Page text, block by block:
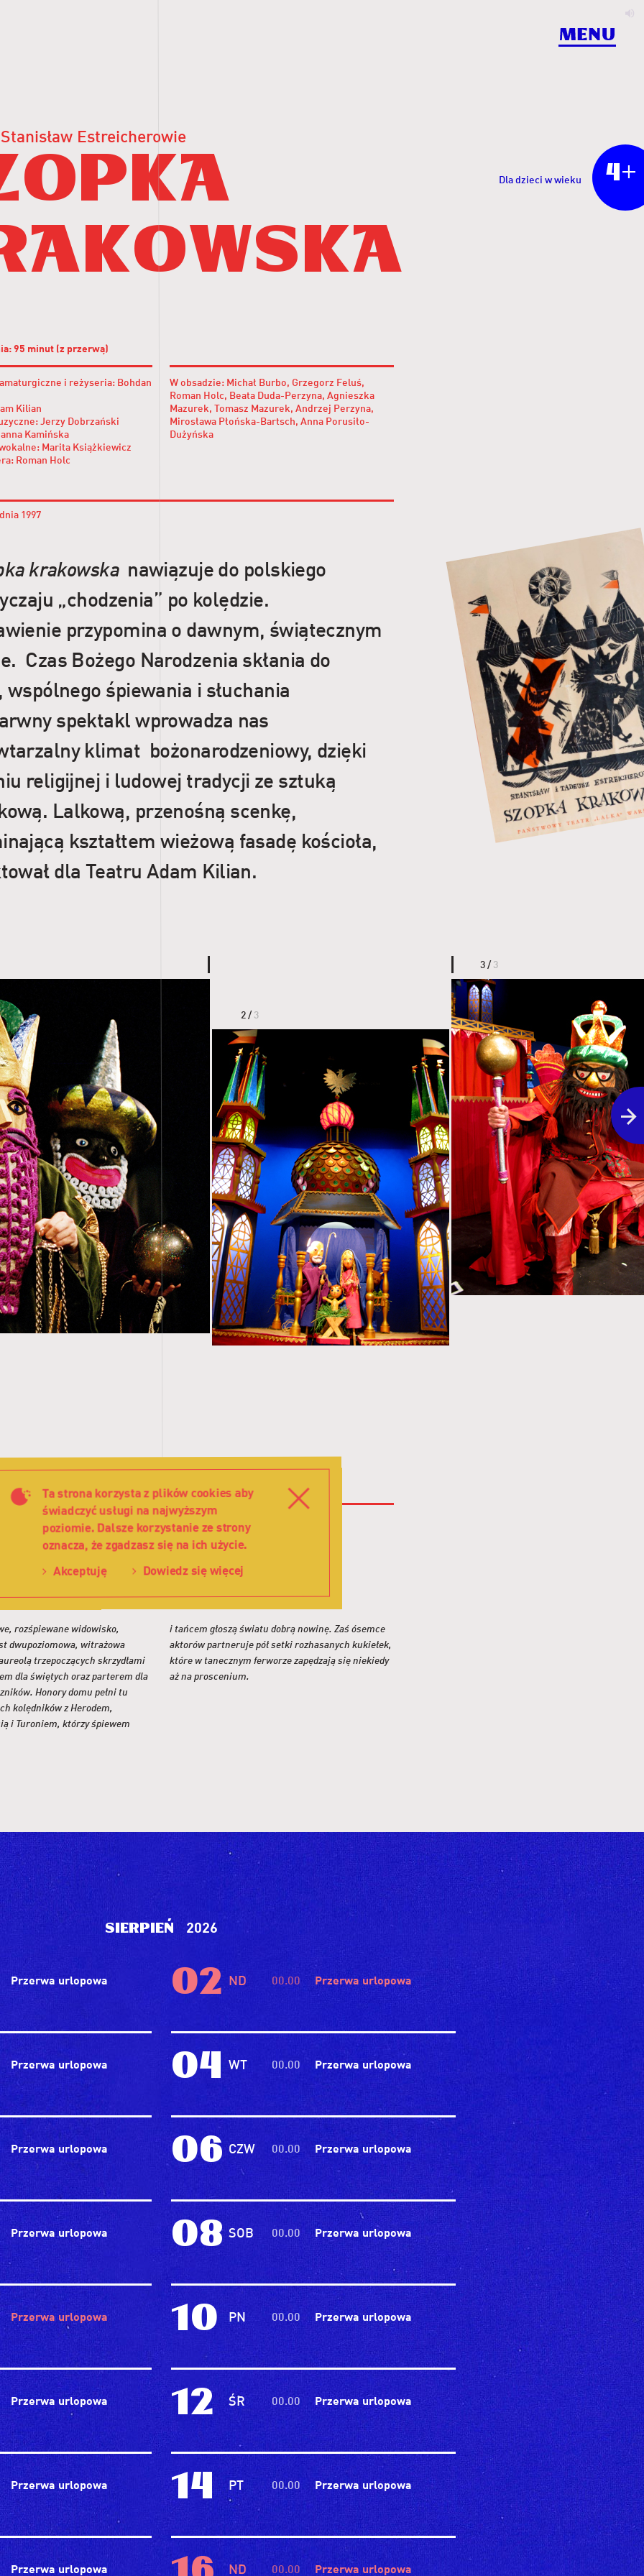
Ta strona korzysta z plików cookies aby
świadczyć usługi na najwyższym
poziomie. Dalsze korzystanie ze strony
oznacza, że zgadzasz się na ich użycie.
Akceptuję
Dowiedz się więcej
Zamknij
Dla dzieci w wieku 4+
Estreicherowie
95 minut (z przerwą)
i reżyseria: Bohdan
Kilian
Jerzy Dobrzański
Kamińska
Marita Książkiewicz
Roman Holc
W obsadzie: Michał Burbo, Grzegorz Feluś,
Roman Holc, Beata Duda-Perzyna, Agnieszka
Mazurek, Tomasz Mazurek, Andrzej Perzyna,
Mirosława Płońska-Bartsch, Anna Porusiło-
Dużyńska
1997
krakowska nawiązuje do polskiego
„chodzenia” po kolędzie.
przypomina o dawnym, świątecznym
Czas Bożego Narodzenia skłania do
śpiewania i słuchania
spektakl wprowadza nas
klimat bożonarodzeniowy, dzięki
religijnej i ludowej tradycji ze sztuką
Lalkową, przenośną scenkę,
kształtem wieżową fasadę kościoła,
dla Teatru Adam Kilian.
link prowadzi do zdjęcia w rozmiarze oryginalnym Trzy postacie, jedna za drugą, stoją ubrane
link prowadzi do zdjęcia w rozmiarze
2 /3
3 /3
po krakowsku
rozśpiewane widowisko,
dwupoziomowa, witrażowa
trzepoczących skrzydłami
dla świętych oraz parterem dla
Honory domu pełni tu
kolędników z Herodem,
i Turoniem, którzy śpiewem
dobrą nowinę. Zaś ósemce
setki rozhasanych kukiełek,
ferworze zapędzają się niekiedy
aż na proscenium.
sierpień 2026
Przerwa urlopowa 02 ND 00.00 Przerwa urlopowa
Przerwa urlopowa 04 WT 00.00 Przerwa urlopowa
Przerwa urlopowa 06 CZW 00.00 Przerwa urlopowa
Przerwa urlopowa 08 SOB 00.00 Przerwa urlopowa
Przerwa urlopowa 10 PN 00.00 Przerwa urlopowa
Przerwa urlopowa 12 ŚR 00.00 Przerwa urlopowa
Przerwa urlopowa 14 PT 00.00 Przerwa urlopowa
Przerwa urlopowa ND 00.00 Przerwa urlopowa